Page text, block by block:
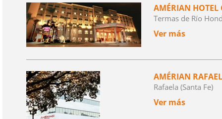
AMÉRIAN HOTEL
Termas de Río
Ver más
AMÉRIAN
Rafaela (Santa Fe)
Ver más